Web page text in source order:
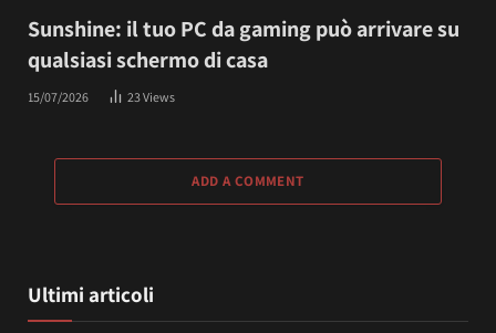
Sunshine: il tuo PC da gaming può arrivare su
qualsiasi schermo di casa
15/07/2026 23Views
ADD A COMMENT
Ultimi articoli